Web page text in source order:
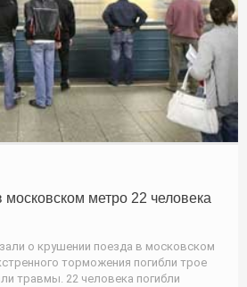
метро 22 человека
о крушении поезда в московском
торможения погибли трое
травмы. 22 человека погибли